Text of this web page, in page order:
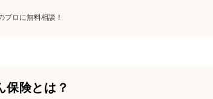
プロに無料相談！
保険とは？